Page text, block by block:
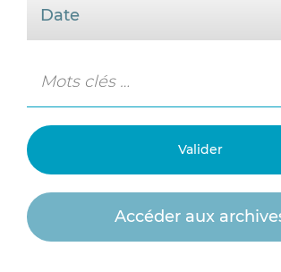
Accéder aux